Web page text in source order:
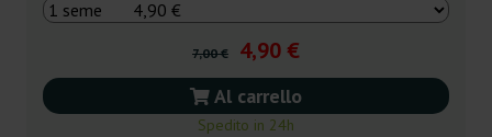
7,00 € 4,90 €
Al carrello
Spedito in 24h